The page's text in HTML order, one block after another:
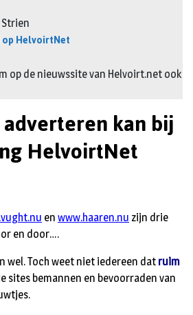
Strien
HelvoirtNet
op de nieuwssite van Helvoirt.net ook
kan bij
HelvoirtNet
en www.haaren.nu zijn drie
en door….
wel. Toch weet niet iedereen dat ruim
sites bemannen en bevoorraden van